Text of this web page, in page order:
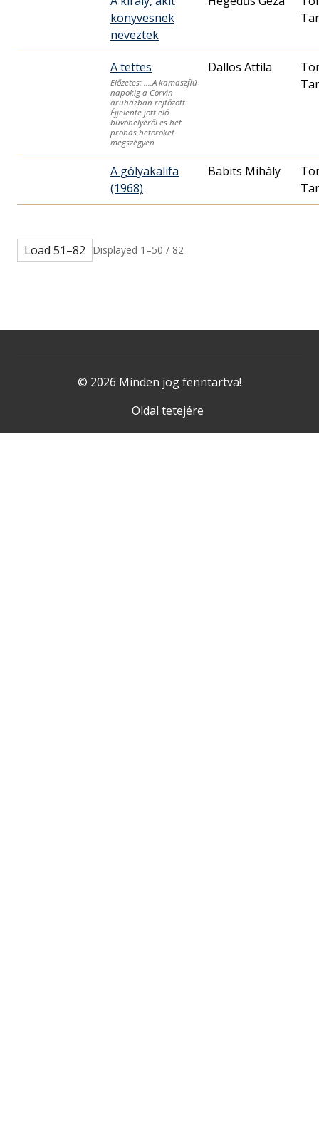
könyvesnek
neveztek
A tettes
Előzetes: ….A kamaszfiú
napokig a Corvin
áruházban rejtőzött.
Éjjelente jött elő
búvóhelyéről és hét
próbás betöröket
megszégyen
Dallos Attila
A gólyakalifa
(1968)
Babits Mihály
Load 51–82 Displayed 1–50 / 82
© 2026 Minden jog fenntartva!
Oldal tetejére